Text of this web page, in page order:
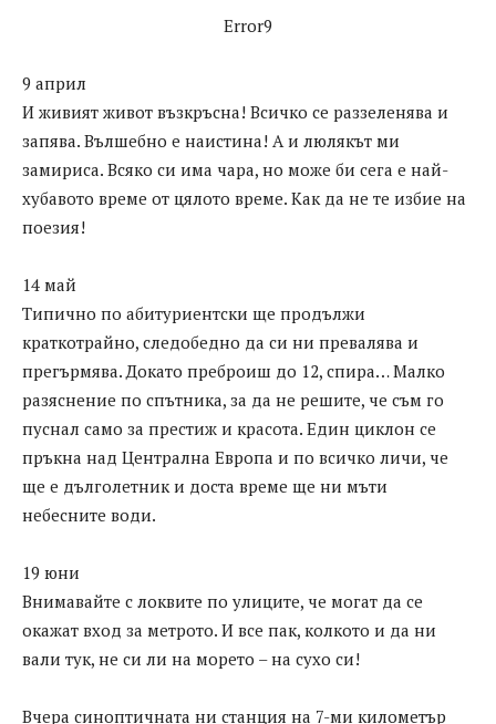
Error9
9 април
И живият живот възкръсна! Всичко се раззеленява и
запява. Вълшебно е наистина! А и люлякът ми
замириса. Всяко си има чара, но може би сега е най-
хубавото време от цялото време. Как да не те избие на
поезия!
14 май
Типично по абитуриентски ще продължи
краткотрайно, следобедно да си ни превалява и
прегърмява. Докато преброиш до 12, спира… Малко
разяснение по спътника, за да не решите, че съм го
пуснал само за престиж и красота. Един циклон се
пръкна над Централна Европа и по всичко личи, че
ще е дълголетник и доста време ще ни мъти
небесните води.
19 юни
Внимавайте с локвите по улиците, че могат да се
окажат вход за метрото. И все пак, колкото и да ни
вали тук, не си ли на морето – на сухо си!
Вчера синоптичната ни станция на 7-ми километър